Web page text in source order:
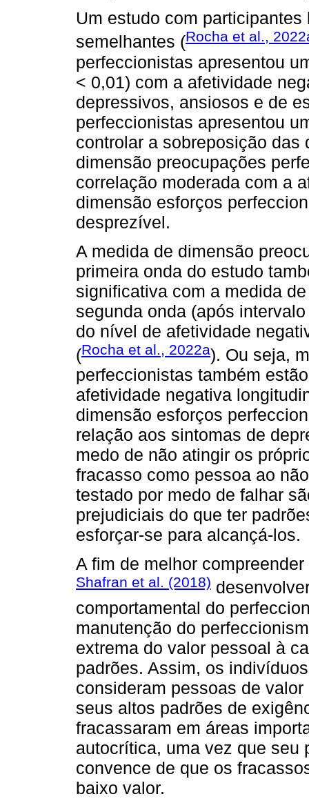
Um estudo com
semelhantes (Rocha et al.,
perfeccionistas apresentou
< 0,01) com a afetividade
depressivos, ansiosos e de
perfeccionistas apresentou
controlar a sobreposição
dimensão preocupações
correlação moderada com a
dimensão esforços
desprezível.
A medida de dimensão
primeira onda do estudo
significativa com a medida
segunda onda (após
do nível de afetividade
(Rocha et al., 2022a). Ou seja,
perfeccionistas também
afetividade negativa
dimensão esforços
relação aos sintomas de
medo de não atingir os
fracasso como pessoa ao
testado por medo de falhar
prejudiciais do que ter
esforçar-se para alcançá-los.
A fim de melhor
Shafran et al. (2018)
comportamental do
manutenção do
extrema do valor pessoal à
padrões. Assim, os
consideram pessoas de
seus altos padrões de
fracassaram em áreas
autocrítica, uma vez que seu
convence de que os
baixo valor.